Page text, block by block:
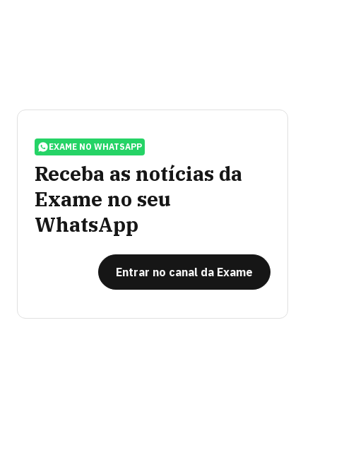
EXAME NO WHATSAPP
Receba as notícias da
Exame no seu
WhatsApp
Entrar no canal da Exame